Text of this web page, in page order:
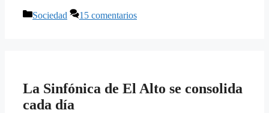
Categorías
Sociedad 15 comentarios
La Sinfónica de El Alto se consolida
cada día